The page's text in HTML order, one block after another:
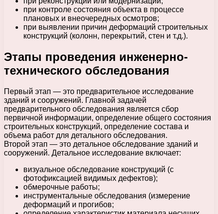
при контроле состояния объекта в процессе
плановых и внеочередных осмотров;
при выявлении причин деформаций строительных
конструкций (колонн, перекрытий, стен и т.д.).
Этапы проведения инженерно-
технического обследования
Первый этап — это предварительное исследование
зданий и сооружений. Главной задачей
предварительного обследования является сбор
первичной информации, определение общего состояния
строительных конструкций, определение состава и
объема работ для детального обследования.
Второй этап — это детальное обследование зданий и
сооружений. Детальное исследование включает:
визуальное обследование конструкций (с
фотофиксацией видимых дефектов);
обмерочные работы;
инструментальные обследования (измерение
деформаций и прогибов;